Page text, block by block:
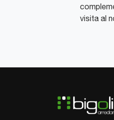
visita al